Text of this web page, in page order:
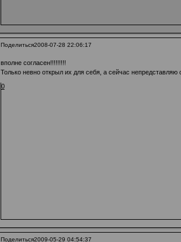
Поделиться2008-07-28 22:06:17
вполне согласен!!!!!!!!!
Только невно открыл их для себя, а сейчас непредставляю
0
Поделиться2009-05-29 04:54:37